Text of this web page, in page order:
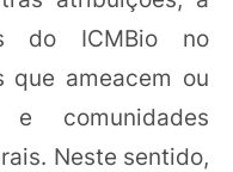
do ICMBio no
que ameacem ou
e comunidades
Neste sentido,